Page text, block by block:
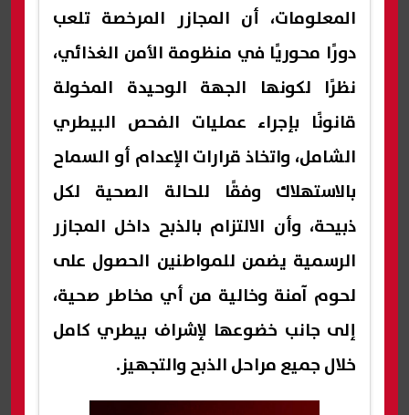
المعلومات، أن المجازر المرخصة تلعب
دورًا محوريًا في منظومة الأمن الغذائي،
نظرًا لكونها الجهة الوحيدة المخولة
قانونًا بإجراء عمليات الفحص البيطري
الشامل، واتخاذ قرارات الإعدام أو السماح
بالاستهلاك وفقًا للحالة الصحية لكل
ذبيحة، وأن الالتزام بالذبح داخل المجازر
الرسمية يضمن للمواطنين الحصول على
لحوم آمنة وخالية من أي مخاطر صحية،
إلى جانب خضوعها لإشراف بيطري كامل
خلال جميع مراحل الذبح والتجهيز.